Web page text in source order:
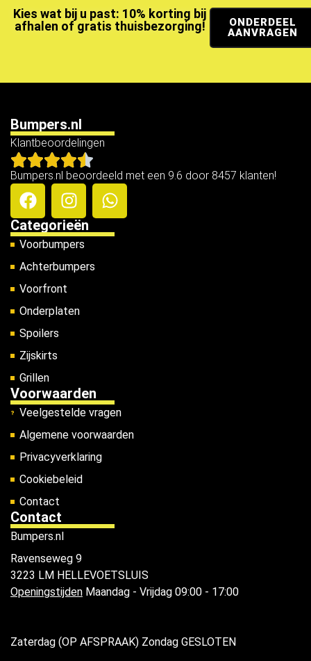
Kies wat bij u past: 10% korting bij
afhalen of gratis thuisbezorging!
ONDERDEEL
AANVRAGEN
Bumpers.nl
Klantbeoordelingen
Bumpers.nl beoordeeld met een 9.6 door 8457 klanten!
Categorieën
Voorbumpers
Achterbumpers
Voorfront
Onderplaten
Spoilers
Zijskirts
Grillen
Voorwaarden
Veelgestelde vragen
Algemene voorwaarden
Privacyverklaring
Cookiebeleid
Contact
Contact
Bumpers.nl
Ravenseweg 9
3223 LM HELLEVOETSLUIS
Openingstijden Maandag - Vrijdag 09:00 - 17:00
Zaterdag (OP AFSPRAAK) Zondag GESLOTEN